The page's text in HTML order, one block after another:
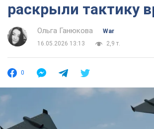
раскрыли тактику
Ольга Ганюкова
War
16.05.2026 13:13
2,9 т.
0